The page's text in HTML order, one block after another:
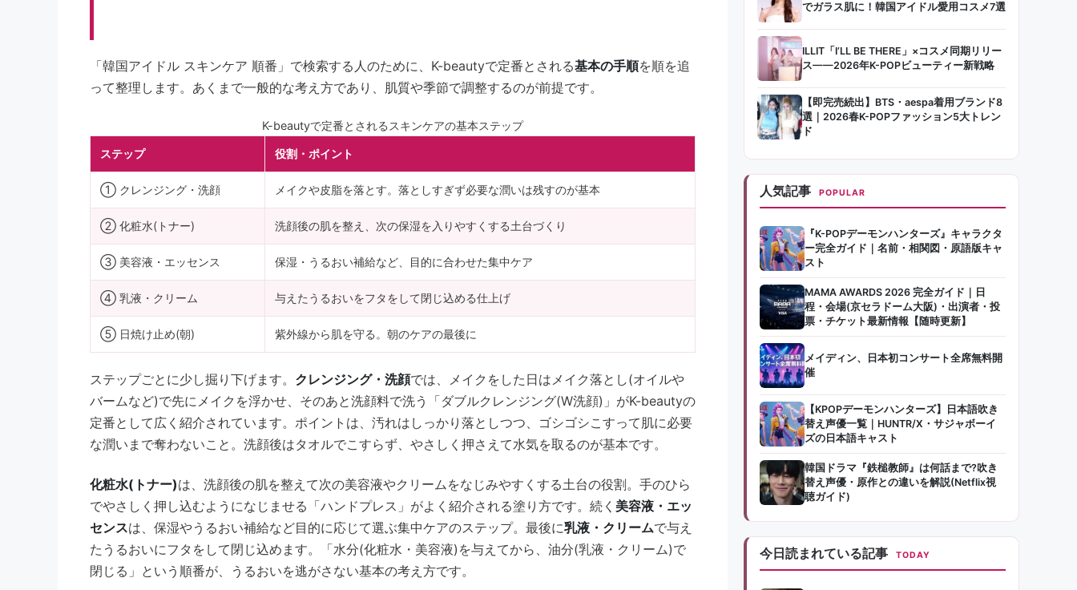
「韓国アイドル スキンケア 順番」で検索する人のために、K-beautyで定番とされる基本の手順を順を追
って整理します。あくまで一般的な考え方であり、肌質や季節で調整するのが前提です。
K-beautyで定番とされるスキンケアの基本ステップ
ステップ 役割・ポイント
① クレンジング・洗顔 メイクや皮脂を落とす。落としすぎず必要な潤いは残すのが基本
② 化粧水(トナー) 洗顔後の肌を整え、次の保湿を入りやすくする土台づくり
③ 美容液・エッセンス 保湿・うるおい補給など、目的に合わせた集中ケア
④ 乳液・クリーム 与えたうるおいをフタをして閉じ込める仕上げ
⑤ 日焼け止め(朝) 紫外線から肌を守る。朝のケアの最後に
ステップごとに少し掘り下げます。 クレンジング・洗顔では、メイクをした日はメイク落とし(オイルや
バームなど)で先にメイクを浮かせ、そのあと洗顔料で洗う「ダブルクレンジング(W洗顔)」がK-beautyの
定番として広く紹介されています。ポイントは、汚れはしっかり落としつつ、ゴシゴシこすって肌に必要
な潤いまで奪わないこと。洗顔後はタオルでこすらず、やさしく押さえて水気を取るのが基本です。
化粧水(トナー)は、洗顔後の肌を整えて次の美容液やクリームをなじみやすくする土台の役割。手のひら
でやさしく押し込むようになじませる「ハンドプレス」がよく紹介される塗り方です。続く 美容液・エッ
センスは、保湿やうるおい補給など目的に応じて選ぶ集中ケアのステップ。最後に乳液・クリームで与え
たうるおいにフタをして閉じ込めます。「水分(化粧水・美容液)を与えてから、油分(乳液・クリーム)で
閉じる」という順番が、うるおいを逃がさない基本の考え方です。
でガラス肌に！韓国アイドル愛用コスメ7選
ILLIT「I’LL BE THERE」×コスメ同期リリー
ス——2026年K-POPビューティー新戦略
【即完売続出】BTS・aespa着用ブランド8
選｜2026春K-POPファッション5大トレン
ド
人気記事 POPULAR
『K-POPデーモンハンターズ』キャラクタ
ー完全ガイド｜名前・相関図・原語版キャ
スト
MAMA AWARDS 2026 完全ガイド｜日
程・会場(京セラドーム大阪)・出演者・投
票・チケット最新情報【随時更新】
メイディン、日本初コンサート全席無料開
催
【KPOPデーモンハンターズ】日本語吹き
替え声優一覧｜HUNTR/X・サジャボーイ
ズの日本語キャスト
韓国ドラマ『鉄槌教師』は何話まで?吹き
替え声優・原作との違いを解説(Netflix視
聴ガイド)
今日読まれている記事 TODAY